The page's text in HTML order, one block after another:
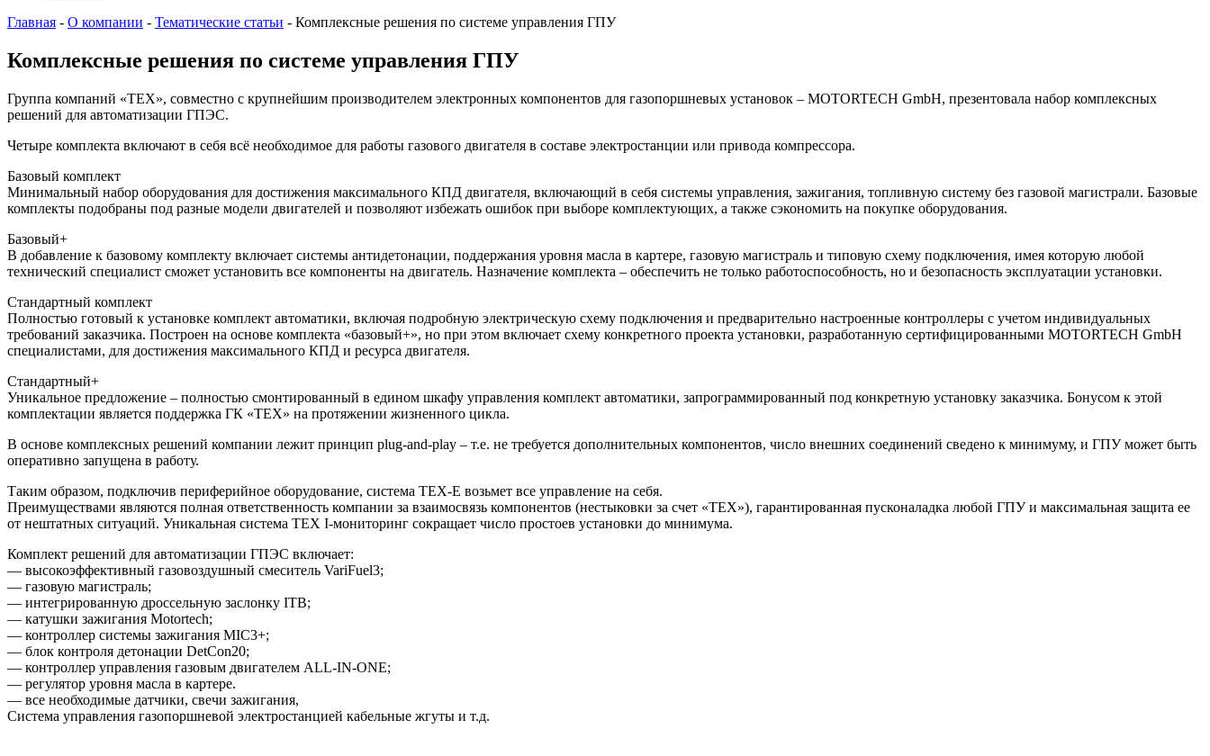
Главная - О компании - Тематические статьи - Комплексные решения по системе управления ГПУ
Комплексные решения по системе управления ГПУ
Группа компаний «ТЕХ», совместно с крупнейшим производителем электронных компонентов для газопоршневых установок – MOTORTECH GmbH, презентовала набор комплексных
решений для автоматизации ГПЭС.
Четыре комплекта включают в себя всё необходимое для работы газового двигателя в составе электростанции или привода компрессора.
Базовый комплект
Минимальный набор оборудования для достижения максимального КПД двигателя, включающий в себя системы управления, зажигания, топливную систему без газовой магистрали. Базовые
комплекты подобраны под разные модели двигателей и позволяют избежать ошибок при выборе комплектующих, а также сэкономить на покупке оборудования.
Базовый+
В добавление к базовому комплекту включает системы антидетонации, поддержания уровня масла в картере, газовую магистраль и типовую схему подключения, имея которую любой
технический специалист сможет установить все компоненты на двигатель. Назначение комплекта – обеспечить не только работоспособность, но и безопасность эксплуатации установки.
Стандартный комплект
Полностью готовый к установке комплект автоматики, включая подробную электрическую схему подключения и предварительно настроенные контроллеры с учетом индивидуальных
требований заказчика. Построен на основе комплекта «базовый+», но при этом включает схему конкретного проекта установки, разработанную сертифицированными MOTORTECH GmbH
специалистами, для достижения максимального КПД и ресурса двигателя.
Стандартный+
Уникальное предложение – полностью смонтированный в едином шкафу управления комплект автоматики, запрограммированный под конкретную установку заказчика. Бонусом к этой
комплектации является поддержка ГК «ТЕХ» на протяжении жизненного цикла.
В основе комплексных решений компании лежит принцип plug-and-play – т.е. не требуется дополнительных компонентов, число внешних соединений сведено к минимуму, и ГПУ может быть
оперативно запущена в работу.
Таким образом, подключив периферийное оборудование, система ТЕХ-Е возьмет все управление на себя.
Преимуществами являются полная ответственность компании за взаимосвязь компонентов (нестыковки за счет «ТЕХ»), гарантированная пусконаладка любой ГПУ и максимальная защита ее
от нештатных ситуаций. Уникальная система ТЕХ I-мониторинг сокращает число простоев установки до минимума.
Комплект решений для автоматизации ГПЭС включает:
— высокоэффективный газовоздушный смеситель VariFuel3;
— газовую магистраль;
— интегрированную дроссельную заслонку ITB;
— катушки зажигания Motortech;
— контроллер системы зажигания MIC3+;
— блок контроля детонации DetCon20;
— контроллер управления газовым двигателем ALL-IN-ONE;
— регулятор уровня масла в картере.
— все необходимые датчики, свечи зажигания,
Cистема управления газопоршневой электростанцией кабельные жгуты и т.д.